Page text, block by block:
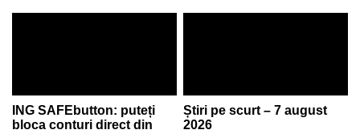
ING SAFEbutton: puteți
bloca conturi direct din
Știri pe scurt – 7 august
2026